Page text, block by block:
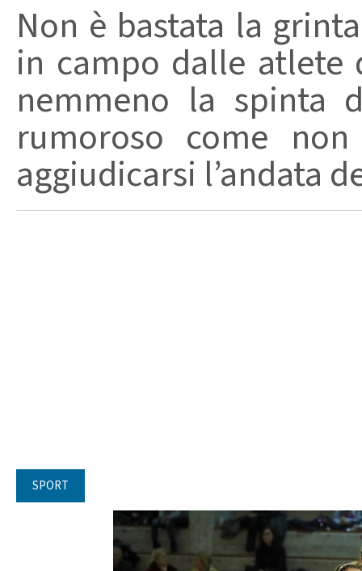
Non è bastata la
in campo dalle atlete
nemmeno la spinta
rumoroso come
aggiudicarsi l’andata
SPORT